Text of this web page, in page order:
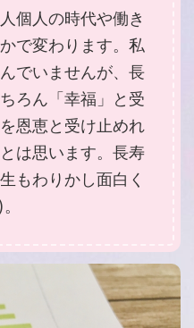
個人の時代や働き
で変わります。私
でいませんが、長
ろん「幸福」と受
恩恵と受け止めれ
は思います。長寿
もわりかし面白く